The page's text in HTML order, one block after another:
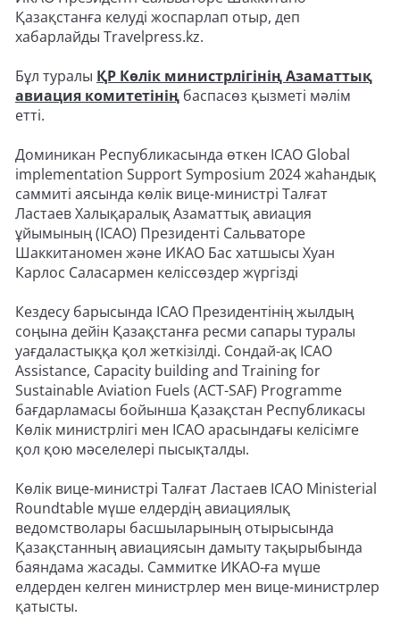
Қазақстанға келуді жоспарлап отыр, деп
хабарлайды Travelpress.kz.
Бұл туралы ҚР Көлік министрлігінің Азаматтық
авиация комитетінің баспасөз қызметі мәлім
етті.
Доминикан Республикасында өткен ICAO Global
implementation Support Symposium 2024 жаһандық
саммиті аясында көлік вице-министрі Талғат
Ластаев Халықаралық Азаматтық авиация
ұйымының (ICAO) Президенті Сальваторе
Шаккитаномен және ИКАО Бас хатшысы Хуан
Карлос Саласармен келіссөздер жүргізді
Кездесу барысында ICAO Президентінің жылдың
соңына дейін Қазақстанға ресми сапары туралы
уағдаластыққа қол жеткізілді. Сондай-ақ ICAO
Assistance, Capacity building and Training for
Sustainable Aviation Fuels (ACT-SAF) Programme
бағдарламасы бойынша Қазақстан Республикасы
Көлік министрлігі мен ICAO арасындағы келісімге
қол қою мәселелері пысықталды.
Көлік вице-министрі Талғат Ластаев ICAO Ministerial
Roundtable мүше елдердің авиациялық
ведомстволары басшыларының отырысында
Қазақстанның авиациясын дамыту тақырыбында
баяндама жасады. Саммитке ИКАО-ға мүше
елдерден келген министрлер мен вице-министрлер
қатысты.